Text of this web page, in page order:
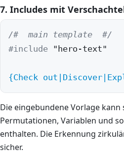
7. Includes mit
/#  main template  #/
#include "hero-text"
{Check
Die eingebundene Vorlage
Permutationen, Variablen und
enthalten. Die Erkennung
sicher.